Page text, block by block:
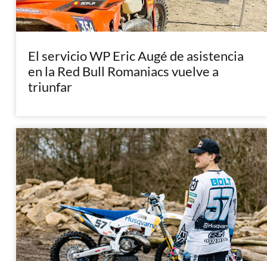
El servicio WP Eric Augé de asistencia
en la Red Bull Romaniacs vuelve a
triunfar